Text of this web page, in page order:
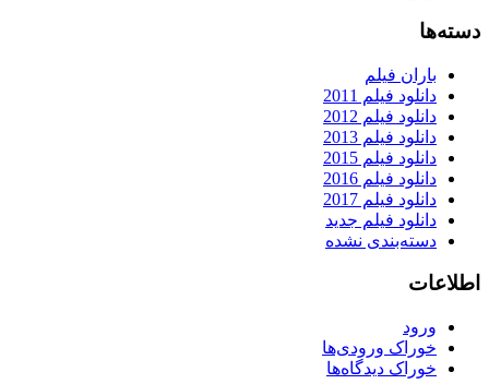
دسته‌ها
باران فیلم
دانلود فیلم 2011
دانلود فیلم 2012
دانلود فیلم 2013
دانلود فیلم 2015
دانلود فیلم 2016
دانلود فیلم 2017
دانلود فیلم جدید
دسته‌بندی نشده
اطلاعات
ورود
خوراک ورودی‌ها
خوراک دیدگاه‌ها